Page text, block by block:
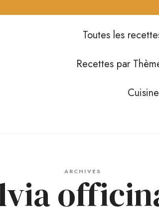
Toutes les
Recettes par
ARCHIVES